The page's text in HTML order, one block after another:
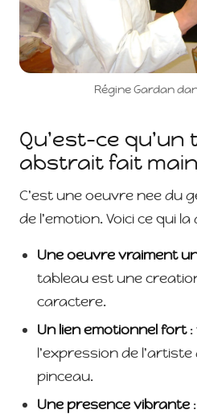
Régine Gardan
Qu'est-ce qu'un
abstrait fait
C'est une oeuvre nee du
de l'emotion. Voici ce qui
Une oeuvre vraiment
tableau est une
caractere.
Un lien emotionnel fort:
l'expression de
pinceau.
Une presence vibrante